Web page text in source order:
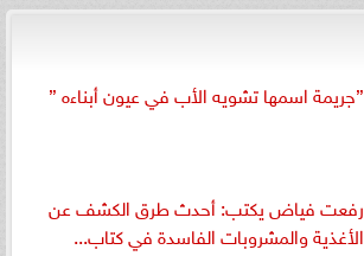
”جريمة اسمها تشويه الأب في عيون أبناءه ”
رفعت فياض يكتب: أحدث طرق الكشف عن
الأغذية والمشروبات الفاسدة في كتاب...